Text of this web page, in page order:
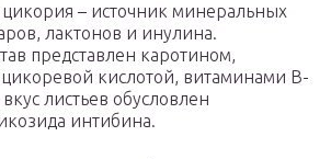
– источник минеральных
лактонов и инулина.
представлен каротином,
кислотой, витаминами B-
листьев обусловлен
интибина.